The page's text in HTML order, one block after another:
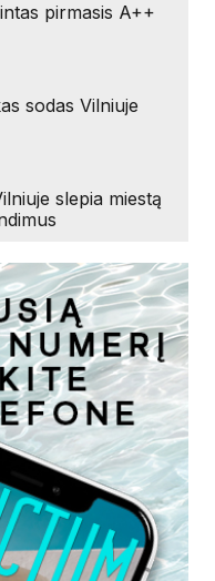
pirmasis A++
sodas Vilniuje
slepia miestą